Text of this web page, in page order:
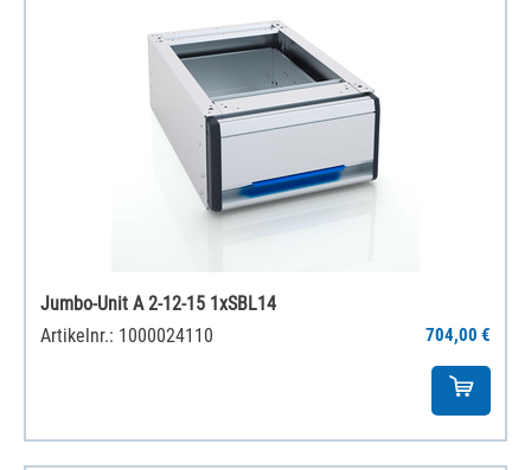
Jumbo-Unit A 2-12-15 1xSBL14
Artikelnr.: 1000024110
704,00 €